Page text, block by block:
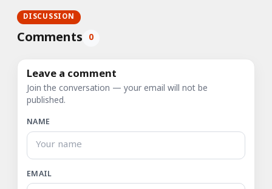
DISCUSSION
Comments 0
Leave a comment
Join the conversation — your email will not be
published.
NAME
EMAIL